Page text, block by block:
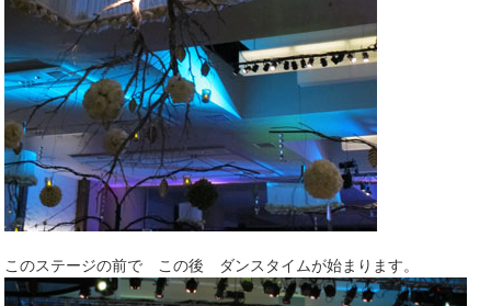
このステージの前で この後 ダンスタイムが始まります。